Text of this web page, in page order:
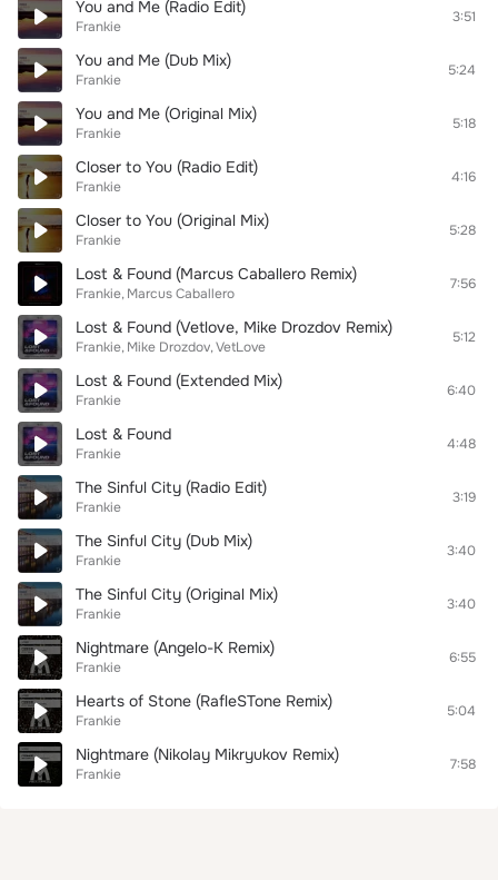
You and Me (Radio Edit)
Frankie
3:51
You and Me (Dub Mix)
Frankie
5:24
You and Me (Original Mix)
Frankie
5:18
Closer to You (Radio Edit)
Frankie
4:16
Closer to You (Original Mix)
Frankie
5:28
Lost & Found (Marcus Caballero Remix)
Frankie Marcus Caballero
7:56
Lost & Found (Vetlove, Mike Drozdov Remix)
Frankie Mike Drozdov VetLove
5:12
Lost & Found (Extended Mix)
Frankie
6:40
Lost & Found
Frankie
4:48
The Sinful City (Radio Edit)
Frankie
3:19
The Sinful City (Dub Mix)
Frankie
3:40
The Sinful City (Original Mix)
Frankie
3:40
Nightmare (Angelo-K Remix)
Frankie
6:55
Hearts of Stone (RafleSTone Remix)
Frankie
5:04
Nightmare (Nikolay Mikryukov Remix)
Frankie
7:58